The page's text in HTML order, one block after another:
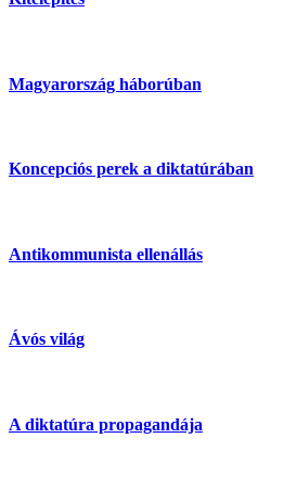
Magyarország háborúban
Koncepciós perek a diktatúrában
Antikommunista ellenállás
Ávós világ
A diktatúra propagandája